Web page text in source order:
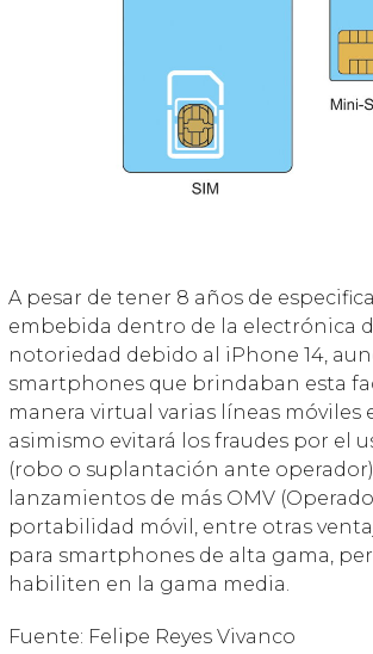
A pesar de tener 8 años de
embebida dentro de la electrónica
notoriedad debido al iPhone 14,
smartphones que brindaban esta
manera virtual varias líneas
asimismo evitará los fraudes por el
(robo o suplantación ante
lanzamientos de más OMV
portabilidad móvil, entre otras
para smartphones de alta gama,
habiliten en la gama media.
Fuente: Felipe Reyes Vivanco